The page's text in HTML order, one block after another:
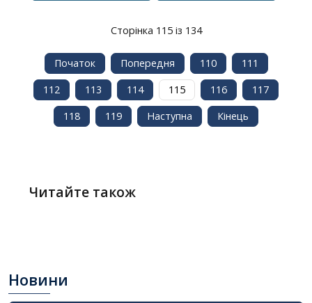
Сторінка 115 із 134
Початок Попередня 110
111
112
113 114 115 116
117
118
119 Наступна Кінець
Читайте також
Новини